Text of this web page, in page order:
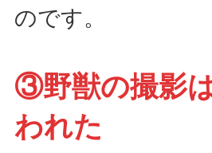
のです。
③野獣の撮影
われた